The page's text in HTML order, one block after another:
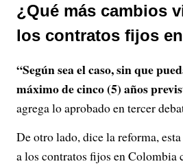
¿Qué más cambios
los contratos fijos
“Según sea el caso, sin que
máximo de cinco (5) años
agrega lo aprobado en tercer
De otro lado, dice la reforma,
a los contratos fijos en Colombia